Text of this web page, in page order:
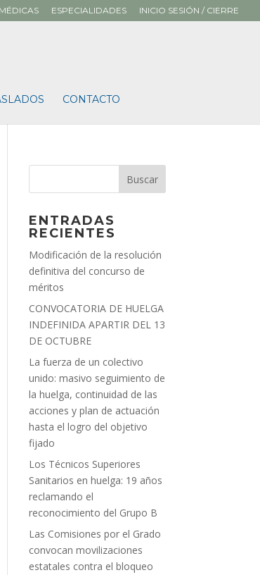
ESPECIALIDADES INICIO SESIÓN / CIERRE
CONTACTO
ENTRADAS
RECIENTES
Modificación de la resolución
definitiva del concurso de
méritos
CONVOCATORIA DE HUELGA
INDEFINIDA APARTIR DEL 13
DE OCTUBRE
La fuerza de un colectivo
unido: masivo seguimiento de
la huelga, continuidad de las
acciones y plan de actuación
hasta el logro del objetivo
fijado
Los Técnicos Superiores
Sanitarios en huelga: 19 años
reclamando el
reconocimiento del Grupo B
Las Comisiones por el Grado
convocan movilizaciones
estatales contra el bloqueo